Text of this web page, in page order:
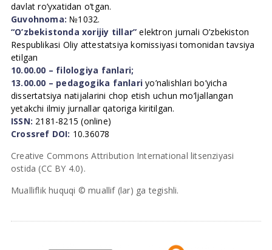
davlat ro’yxatidan o’tgan.
Guvohnoma: №1032.
“O’zbekistonda xorijiy tillar” elektron jurnali O’zbekiston
Respublikasi Oliy attestatsiya komissiyasi tomonidan tavsiya
etilgan
10.00.00 – filologiya fanlari;
13.00.00 – pedagogika fanlari yo’nalishlari bo’yicha
dissertatsiya natijalarini chop etish uchun mo’ljallangan
yetakchi ilmiy jurnallar qatoriga kiritilgan.
ISSN: 2181-8215 (online)
Crossref DOI: 10.36078
Creative Commons Attribution International litsenziyasi
ostida (CC BY 4.0).
Mualliflik huquqi © muallif (lar) ga tegishli.